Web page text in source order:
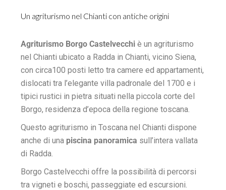
Un agriturismo nel Chianti con antiche origini
Agriturismo Borgo Castelvecchi è un agriturismo
nel Chianti ubicato a Radda in Chianti, vicino Siena,
con circa100 posti letto tra camere ed appartamenti,
dislocati tra l’elegante villa padronale del 1700 e i
tipici rustici in pietra situati nella piccola corte del
Borgo, residenza d’epoca della regione toscana.
Questo agriturismo in Toscana nel Chianti dispone
anche di una piscina panoramica sull’intera vallata
di Radda.
Borgo Castelvecchi offre la possibilità di percorsi
tra vigneti e boschi, passeggiate ed escursioni.